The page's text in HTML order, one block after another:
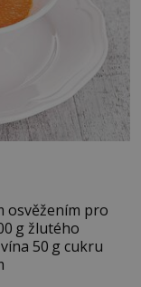
osvěžením pro
50 g cukru